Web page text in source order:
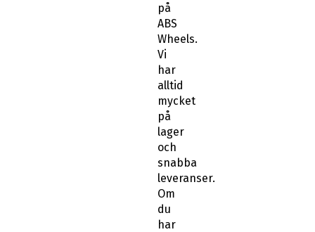
på
ABS
Wheels.
Vi
har
alltid
mycket
på
lager
och
snabba
leveranser.
Om
du
har